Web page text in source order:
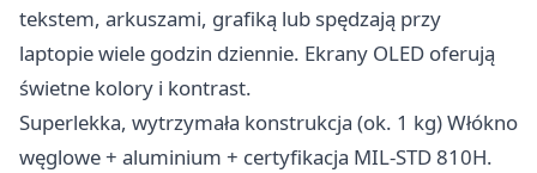
tekstem, arkuszami, grafiką lub spędzają przy
laptopie wiele godzin dziennie. Ekrany OLED oferują
świetne kolory i kontrast.
Superlekka, wytrzymała konstrukcja (ok. 1 kg) Włókno
węglowe + aluminium + certyfikacja MIL-STD 810H.